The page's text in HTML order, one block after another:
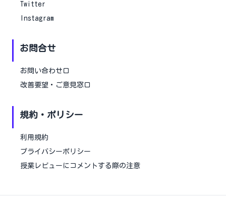
Twitter
Instagram
お問合せ
お問い合わせ口
改善要望・ご意見窓口
規約・ポリシー
利用規約
プライバシーポリシー
授業レビューにコメントする際の注意